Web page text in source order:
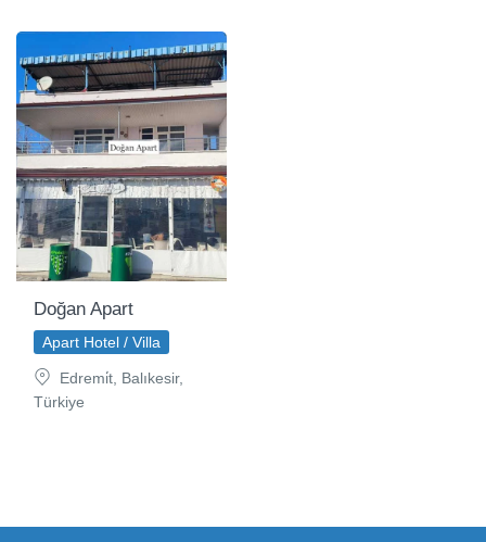
Doğan Apart
Apart Hotel / Villa
Edremi̇t, Balıkesir,
Türkiye